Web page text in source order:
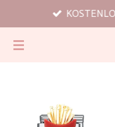
Hauptinhalt
springen